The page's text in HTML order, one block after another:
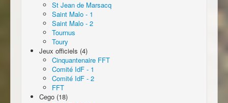
St Jean de Marsacq
Saint Malo - 1
Saint Malo - 2
Tournus
Toury
Jeux officiels (4)
Cinquantenaire FFT
Comité IdF - 1
Comité IdF - 2
FFT
Cego (18)